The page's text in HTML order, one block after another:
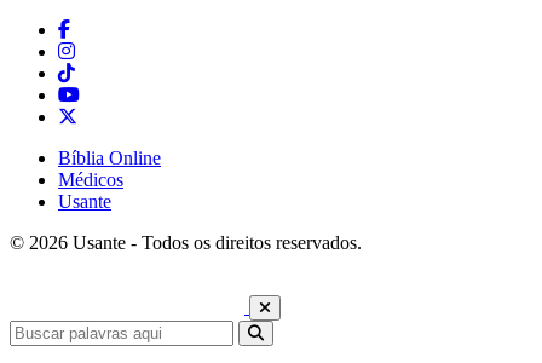
Bíblia Online
Médicos
Usante
© 2026 Usante - Todos os direitos reservados.